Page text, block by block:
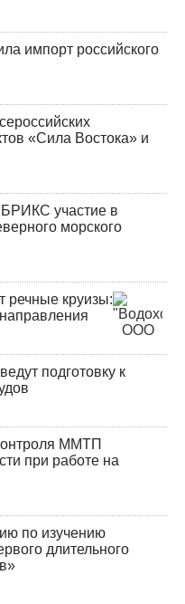
импорт российского
«Сила Востока» и
участие в
морского
речные круизы:
подготовку к
ММТП
при работе на
по изучению
длительного